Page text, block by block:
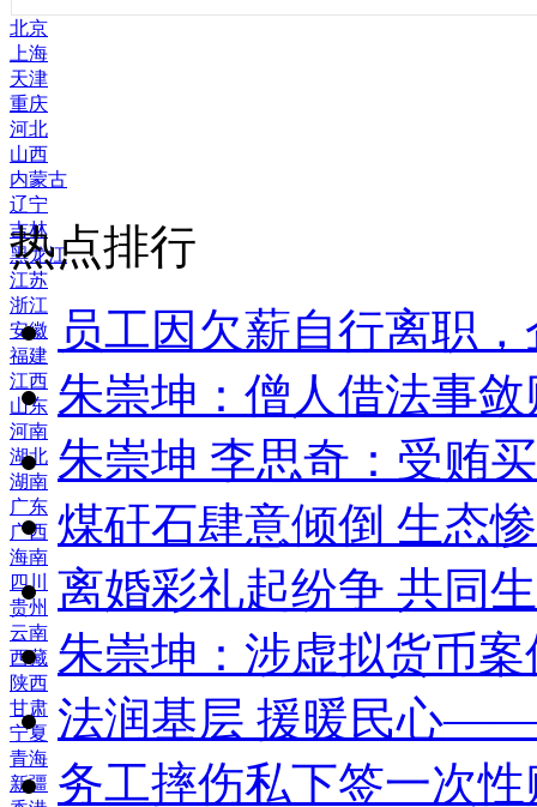
北京
上海
天津
重庆
河北
山西
内蒙古
辽宁
吉林
黑龙江
江苏
浙江
安徽
福建
江西
山东
河南
湖北
湖南
广东
广西
海南
四川
贵州
云南
西藏
陕西
甘肃
宁夏
青海
新疆
热点排行
员工因欠薪自行离职
朱崇坤：僧人借法事
朱崇坤 李思奇：受贿
煤矸石肆意倾倒 生态
离婚彩礼起纷争 共同
朱崇坤：涉虚拟货币
法润基层 援暖民心
务工摔伤私下签一次